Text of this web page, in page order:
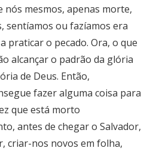
mesmos, apenas morte,
sentíamos ou fazíamos era
praticar o pecado. Ora, o que
alcançar o padrão da glória
de Deus. Então,
fazer alguma coisa para
que está morto
antes de chegar o Salvador,
criar-nos novos em folha,